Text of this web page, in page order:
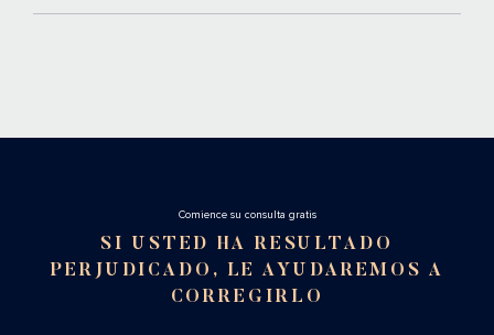
Cоmience su consulta gratis
SI USTED HA RESULTADO
PERJUDICADO, LE AYUDAREMOS A
CORREGIRLO